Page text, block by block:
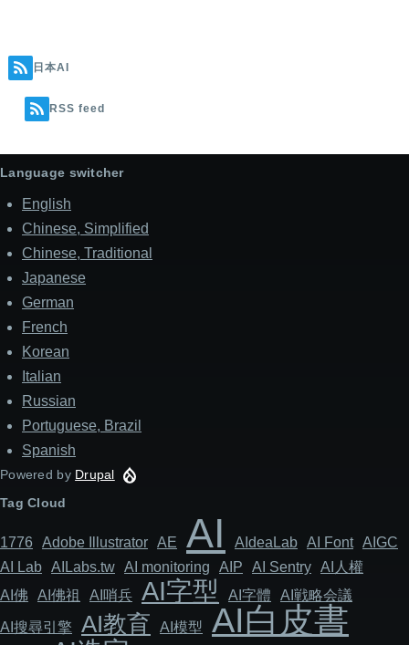
日本AI
RSS feed
Language switcher
English
Chinese, Simplified
Chinese, Traditional
Japanese
German
French
Korean
Italian
Russian
Portuguese, Brazil
Spanish
Powered by Drupal
Tag Cloud
1776 Adob​​e Illustrator AE AI AIdeaLab AI Font AIGC
AI Lab AILabs.tw AI monitoring AIP AI Sentry AI人權
AI佛
AI佛祖 AI哨兵 AI字型 AI字體 AI戦略会議
AI搜尋引擎 AI教育 AI模型 AI白皮書